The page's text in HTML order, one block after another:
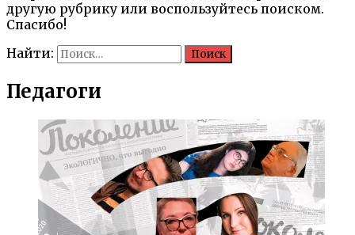
другую рубрику или воспользуйтесь поиском.
Спасибо!
Найти:
Педагоги